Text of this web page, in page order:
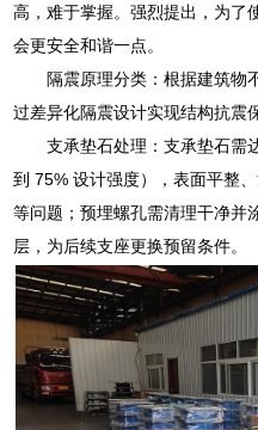
高，难于掌握。强烈提出，为了
会更安全和谐一点。
隔震原理分类：根据建筑物
过差异化隔震设计实现结构抗震
支承垫石处理：支承垫石需
到 75% 设计强度），表面平整
等问题；预埋螺孔需清理干净并
层，为后续支座更换预留条件。